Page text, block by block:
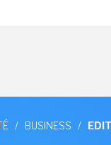
/ BUSINESS /